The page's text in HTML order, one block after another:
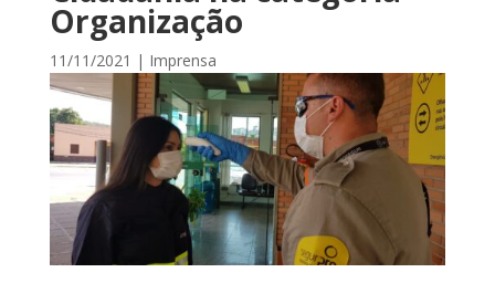
Organização
11/11/2021 | Imprensa